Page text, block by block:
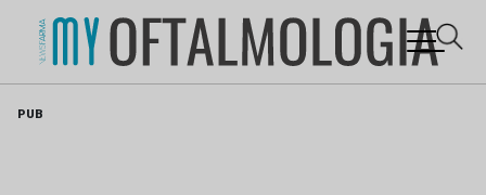
PUB